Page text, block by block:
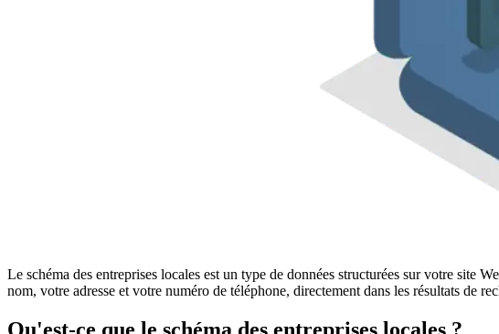
Le schéma des entreprises locales est un type de données structurées sur votre site
nom, votre adresse et votre numéro de téléphone, directement dans les résultats de
Qu'est-ce que le schéma des entreprises locales ?